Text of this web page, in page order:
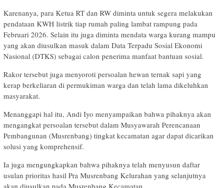
Karenanya, para Ketua RT dan RW diminta untuk segera melakukan
pendataan KWH listrik tiap rumah paling lambat rampung pada
Februari 2026. Selain itu juga diminta mendata warga kurang mampu
yang akan diusulkan masuk dalam Data Terpadu Sosial Ekonomi
Nasional (DTKS) sebagai calon penerima manfaat bantuan sosial.
Rakor tersebut juga menyoroti persoalan hewan ternak sapi yang
kerap berkeliaran di permukiman warga dan telah lama dikeluhkan
masyarakat.
Menanggapi hal itu, Andi Iyo menyampaikan bahwa pihaknya akan
mengangkat persoalan tersebut dalam Musyawarah Perencanaan
Pembangunan (Musrenbang) tingkat kecamatan agar dapat dicarikan
solusi yang komprehensif.
Ia juga mengungkapkan bahwa pihaknya telah menyusun daftar
usulan prioritas hasil Pra Musrenbang Kelurahan yang selanjutnya
akan diusulkan pada Musrenbang Kecamatan.